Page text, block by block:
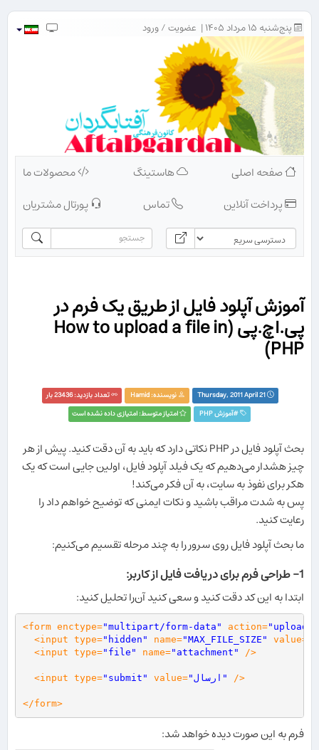
پنج‌شنبه ۱۵ مرداد ۱۴۰۵ | عضویت/ورود
صفحه اصلی هاستینگ
محصولات ما
پرداخت آنلاین
تماس پورتال مشتریان
آموزش آپلود فایل از طریق یک فرم در
پی.اچ.پی (How to upload a file in
PHP)
Thursday, 2011 April 21 نویسنده:Hamid
تعداد بازدید: 23436 بار
#آموزش PHP‏ امتیاز متوسط: امتیازی داده نشده است
بحث آپلود فایل در PHP نکاتی دارد که باید به آن دقت کنید. پیش از هر
چیز هشدار می‌دهیم که یک فیلد آپلود فایل، اولین جایی است که یک
هکر برای نفوذ به سایت، به آن فکر می‌کند!
پس به شدت مراقب باشید و نکات ایمنی که توضیح خواهم داد را
رعایت کنید.
ما بحث آپلود فایل روی سرور را به چند مرحله تقسیم می‌کنیم:
1- طراحی فرم برای دریافت فایل از کاربر:
ابتدا به این کد دقت کنید و سعی کنید آن‌را تحلیل کنید:
<form enctype="multipart/form-data" action=
  <input type=
"hidden" name="MAX_FILE_SIZE" value=
  <input type=
"file" name="attachment" />
<input type="submit" value= "ارسال" />
</form>
فرم به این صورت دیده خواهد شد: